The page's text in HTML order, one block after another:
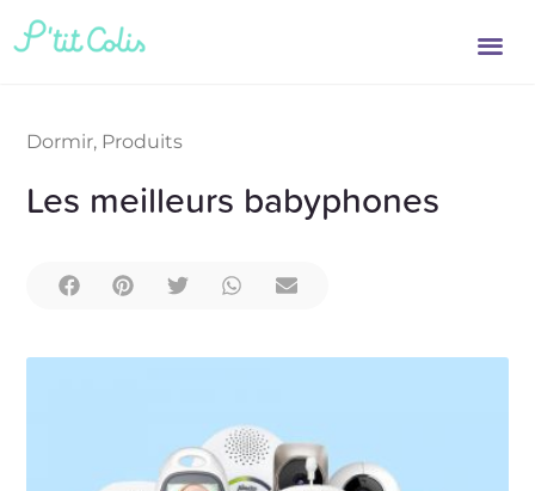
Dormir, Produits
Les meilleurs babyphones